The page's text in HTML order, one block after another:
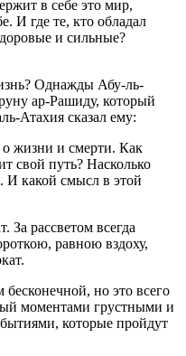
в себе это мир,
И где те, кто обладал
и сильные?
Однажды Абу-ль-
ар-Рашиду, который
Атахия сказал ему:
жизни и смерти. Как
свой путь? Насколько
И какой смысл в этой
За рассветом всегда
равною вздоху,
но это всего
моментами грустными и
которые пройдут